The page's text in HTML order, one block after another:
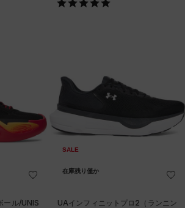
ール/UNIS
SALE
在庫残り僅か
UAインフィニットプロ2（ランニン